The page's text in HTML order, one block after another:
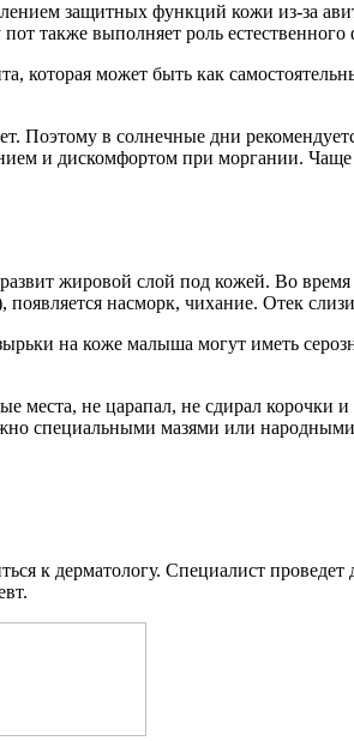
защитных функций кожи из-за
также выполняет роль естественного
которая может быть как
Поэтому в солнечные дни
и дискомфортом при моргании.
жировой слой под кожей. Во
насморк, чихание. Отек
на коже малыша могут иметь
места, не царапал, не сдирал
специальными мазями или народными
к дерматологу. Специалист